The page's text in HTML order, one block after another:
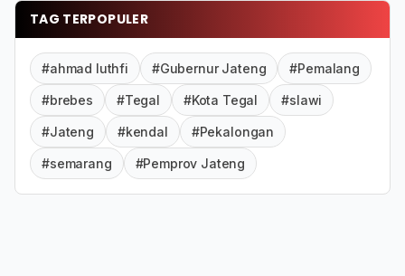
TAG TERPOPULER
#ahmad luthfi #Gubernur Jateng #Pemalang
#brebes #Tegal #Kota Tegal #slawi
#Jateng #kendal #Pekalongan
#semarang #Pemprov Jateng